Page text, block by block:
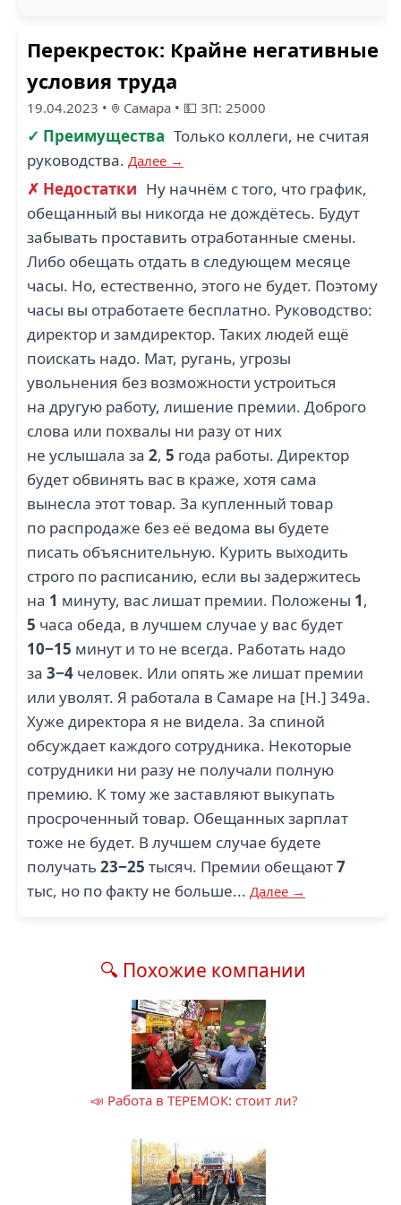
Перекресток: Крайне негативные
условия труда
19.04.2023 • Самара • 💵 ЗП: 25000
✓ Преимущества Только коллеги, не считая
руководства. Далее →
✗ Недостатки Ну начнём с того, что график,
обещанный вы никогда не дождётесь. Будут
забывать проставить отработанные смены.
Либо обещать отдать в следующем месяце
часы. Но, естественно, этого не будет. Поэтому
часы вы отработаете бесплатно. Руководство:
директор и замдиректор. Таких людей ещё
поискать надо. Мат, ругань, угрозы
увольнения без возможности устроиться
на другую работу, лишение премии. Доброго
слова или похвалы ни разу от них
не услышала за 2, 5 года работы. Директор
будет обвинять вас в краже, хотя сама
вынесла этот товар. За купленный товар
по распродаже без её ведома вы будете
писать объяснительную. Курить выходить
строго по расписанию, если вы задержитесь
на 1 минуту, вас лишат премии. Положены 1,
5 часа обеда, в лучшем случае у вас будет
10−15 минут и то не всегда. Работать надо
за 3−4 человек. Или опять же лишат премии
или уволят. Я работала в Самаре на [Н.] 349а.
Хуже директора я не видела. За спиной
обсуждает каждого сотрудника. Некоторые
сотрудники ни разу не получали полную
премию. К тому же заставляют выкупать
просроченный товар. Обещанных зарплат
тоже не будет. В лучшем случае будете
получать23−25 тысяч. Премии обещают7
тыс, но по факту не больше... Далее →
🔍 Похожие компании
📣 Работа в ТЕРЕМОК: стоит ли?